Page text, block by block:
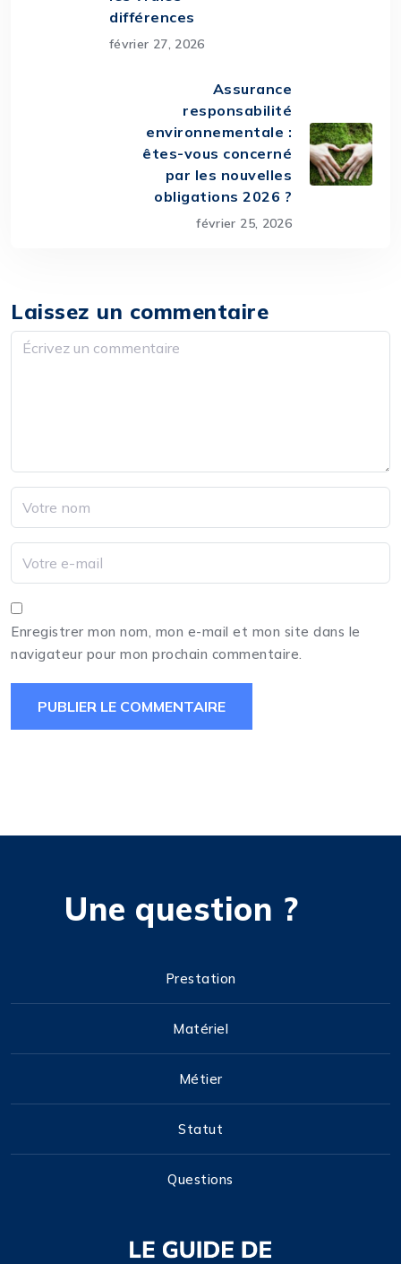
différences
février 27, 2026
Assurance
responsabilité
environnementale :
êtes-vous concerné
par les nouvelles
obligations 2026 ?
février 25, 2026
Laissez un commentaire
Enregistrer mon nom, mon e-mail et mon site dans le
navigateur pour mon prochain commentaire.
Une question ?
Prestation
Matériel
Métier
Statut
Questions